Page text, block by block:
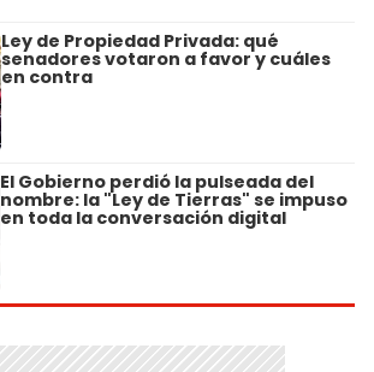
Ley de Propiedad Privada: qué
senadores votaron a favor y cuáles
en contra
El Gobierno perdió la pulseada del
nombre: la "Ley de Tierras" se impuso
en toda la conversación digital